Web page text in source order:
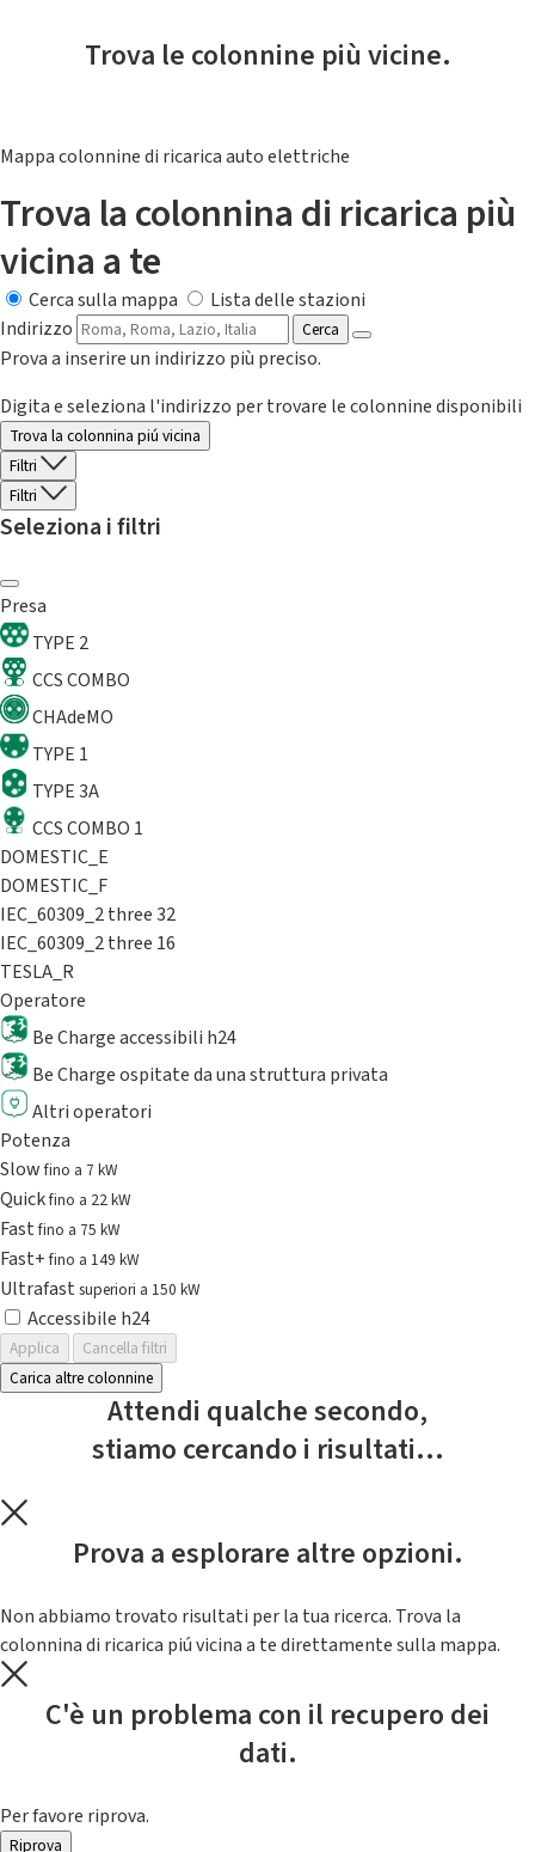
Trova le colonnine più vicine.
Mappa colonnine di ricarica auto elettriche
Trova la colonnina di ricarica più
vicina a te
Cerca sulla mappa
Lista delle stazioni
Indirizzo
Cerca
Prova a inserire un indirizzo più preciso.
Digita e seleziona l'indirizzo per trovare le colonnine disponibili
Trova la colonnina piú vicina
Filtri
Filtri
Seleziona i filtri
Presa
TYPE 2
CCS COMBO
CHAdeMO
TYPE 1
TYPE 3A
CCS COMBO 1
DOMESTIC_E
DOMESTIC_F
IEC_60309_2 three 32
IEC_60309_2 three 16
TESLA_R
Operatore
Be Charge accessibili h24
Be Charge ospitate da una struttura privata
Altri operatori
Potenza
Slowfino a 7 kW
Quickfino a 22 kW
Fastfino a 75 kW
Fast+fino a 149 kW
Ultrafast superiori a 150 kW
Accessibile h24
Applica
Cancella filtri
Carica altre colonnine
Attendi qualche secondo,
stiamo cercando i risultati...
Prova a esplorare altre opzioni.
Non abbiamo trovato risultati per la tua ricerca. Trova la
colonnina di ricarica piú vicina a te direttamente sulla mappa.
C'è un problema con il recupero dei
dati.
Per favore riprova.
Riprova